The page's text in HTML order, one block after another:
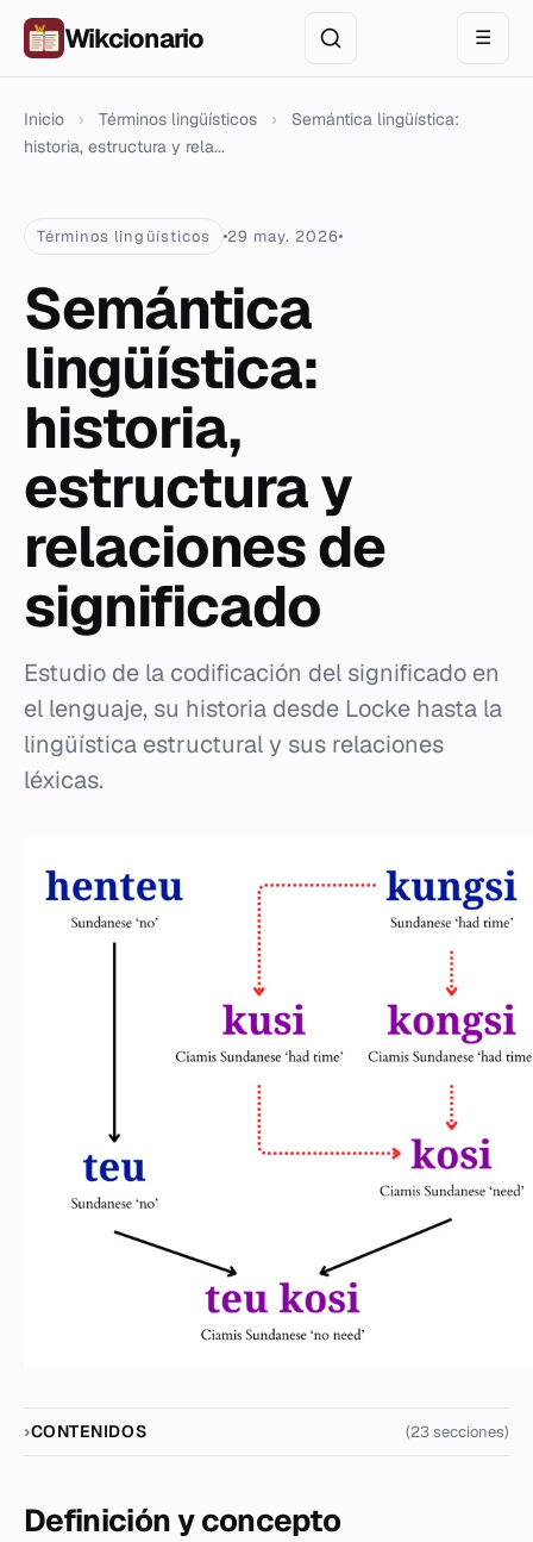
Wikcionario ☰
Inicio › Términos lingüísticos ›
Semántica lingüística:
historia, estructura y rela...
Términos lingüísticos 29 may. 2026
Semántica
lingüística:
historia,
estructura y
relaciones de
significado
Estudio de la codificación del significado en
el lenguaje, su historia desde Locke hasta la
lingüística estructural y sus relaciones
léxicas.
CONTENIDOS (23 secciones)
Definición y concepto